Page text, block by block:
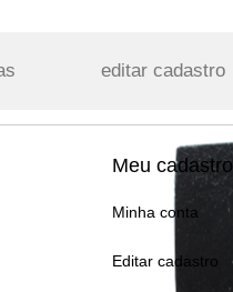
editar cadastro
Meu cadastro
Minha conta
Editar cadastro